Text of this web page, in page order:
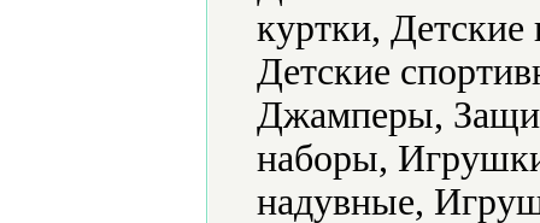
куртки, Детские
Детские
Джамперы,
наборы,
надувные,